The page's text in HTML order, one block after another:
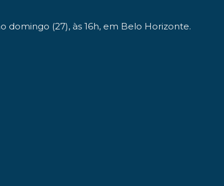
domingo (27), às 16h, em Belo Horizonte.